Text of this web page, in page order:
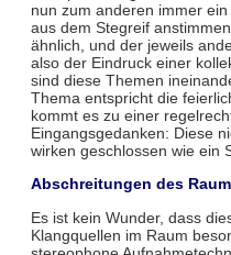
nun zum anderen immer
aus dem Stegreif
ähnlich, und der jeweils
also der Eindruck einer
sind diese Themen
Thema entspricht die
kommt es zu einer
Eingangsgedanken: Diese
wirken geschlossen wie ein
Abschreitungen des
Es ist kein Wunder, dass
Klangquellen im Raum